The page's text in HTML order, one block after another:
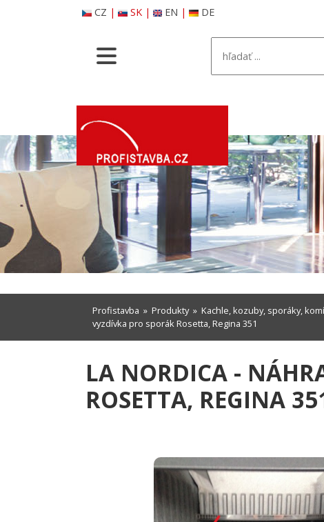
CZ | SK| EN | DE
Profistavba » Produkty» Kachle, kozuby, sporáky,
vyzdívka pro sporák Rosetta, Regina 351
LA NORDICA -
ROSETTA, REGINA